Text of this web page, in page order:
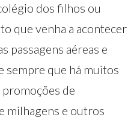
dos filhos ou
que venha a acontecer
passagens aéreas e
sempre que há muitos
promoções de
milhagens e outros